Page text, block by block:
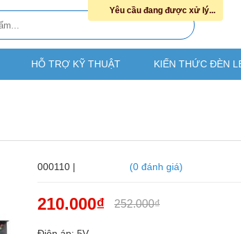
HỖ TRỢ KỸ THUẬT KIẾN THỨC ĐÈN
000110 | (0 đánh giá)
210.000₫ 252.000₫
Yêu cầu đang được xử lý...